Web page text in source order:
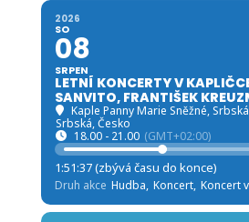
2026
SO
08
SRPEN
LETNÍ KONCERTY V
SANVITO, FRANTIŠEK
Kaple Panny Marie Sněžné, Srbská
Srbská, Česko
18.00 - 21.00 (GMT+02:00)
1:51:35 (zbývá času do konce)
Druh akce Hudba, Koncert, Koncert